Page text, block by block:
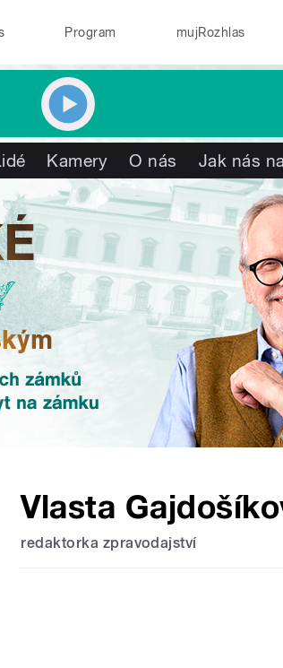
Program mujRozhlas
Kamery O nás Jak nás
Vlasta
redaktorka zpravodajství